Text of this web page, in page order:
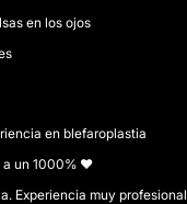
en los ojos
en blefaroplastia
a un 1000% ❤️
Experiencia muy